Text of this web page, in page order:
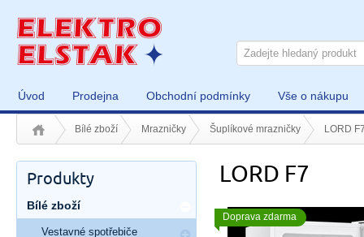
Úvod Prodejna Obchodní podmínky Vše o nákupu
Bílé zboží Mrazničky Šuplíkové mrazničky LORD
LORD F7
Doprava zdarma
Produkty
Bílé zboží
Vestavné spotřebiče